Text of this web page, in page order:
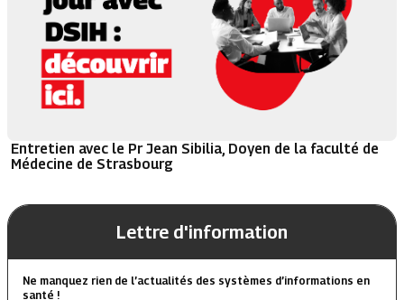
Entretien avec le Pr Jean Sibilia, Doyen de la faculté de
Médecine de Strasbourg
Lettre d'information
Ne manquez rien de l’actualités des systèmes d’informations en
santé !